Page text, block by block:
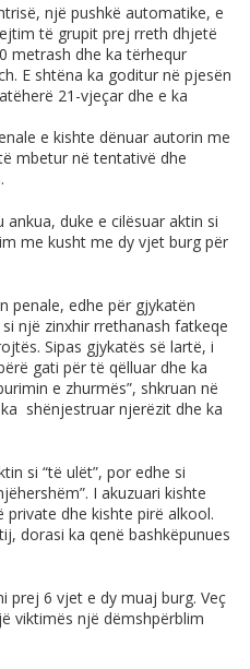
një pushkë automatike, e
të grupit prej rreth dhjetë
metrash dhe ka tërhequr
. E shtëna ka goditur në pjesën
21-vjeçar dhe e ka
e kishte dënuar autorin me
mbetur në tentativë dhe
duke e cilësuar aktin si
me kusht me dy vjet burg për
penale, edhe për gjykatën
një zinxhir rrethanash fatkeqe
Sipas gjykatës së lartë, i
gati për të qëlluar dhe ka
e zhurmës”, shkruan në
ka shënjestruar njerëzit dhe ka
si “të ulët”, por edhe si
I akuzuari kishte
dhe kishte pirë alkool.
dorasi ka qenë bashkëpunues
prej 6 vjet e dy muaj burg. Veç
viktimës një dëmshpërblim